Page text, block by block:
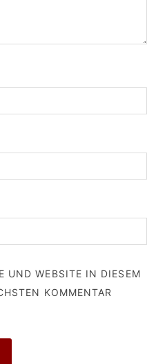
UND WEBSITE IN DIESEM
KOMMENTAR